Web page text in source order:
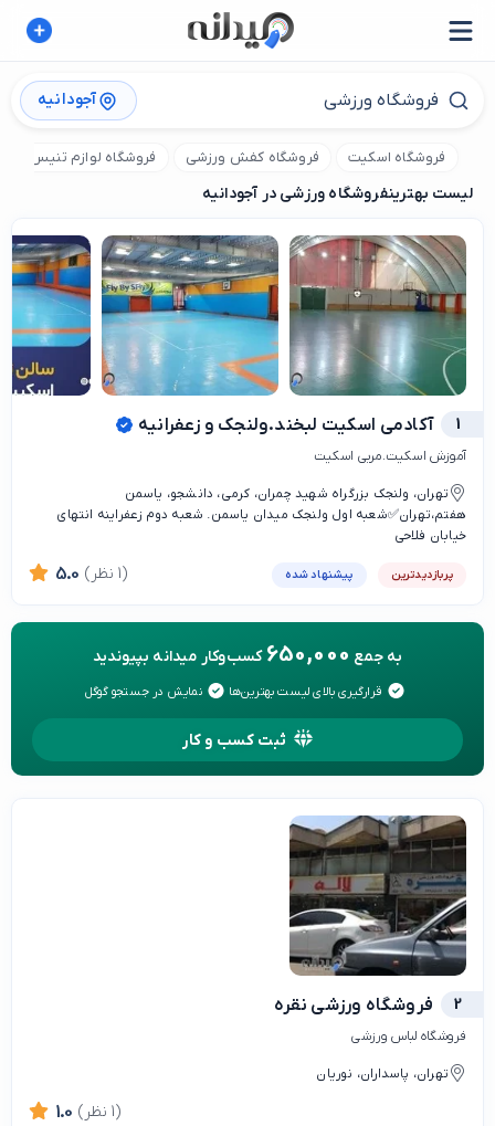
آجودانیه
فروشگاه اسکیت فروشگاه کفش ورزشی فروشگاه لوازم تنیس
لیست بهترینفروشگاه ورزشی در آجودانیه
1 آکادمی اسکیت لبخند.ولنجک و زعفرانیه
آموزش اسکیت.مربی اسکیت
تهران، ولنجک بزرگراه شهید چمران، کرمی، دانشجو، یاسمن
هفتم،تهران✅شعبه اول ولنجک میدان یاسمن. شعبه دوم زعفراینه انتهای
خیابان فلاحی
پربازدیدترین پیشنهاد شده 5.0 (1 نظر)
به جمع 650,000 کسب‌وکار میدانه بپیوندید
قرارگیری بالای لیست بهترین‌ها نمایش در جستجو گوگل
ثبت کسب و کار
2 فروشگاه ورزشي نقره
فروشگاه لباس ورزشی
تهران، پاسداران، نوریان
1.0 (1 نظر)